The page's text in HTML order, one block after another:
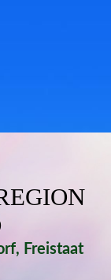
Freistaat